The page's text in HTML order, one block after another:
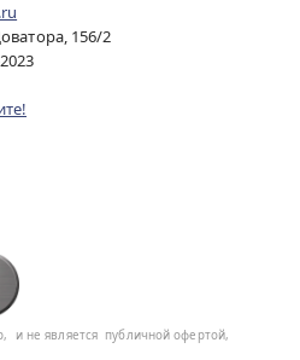
156/2
и не является публичной офертой,